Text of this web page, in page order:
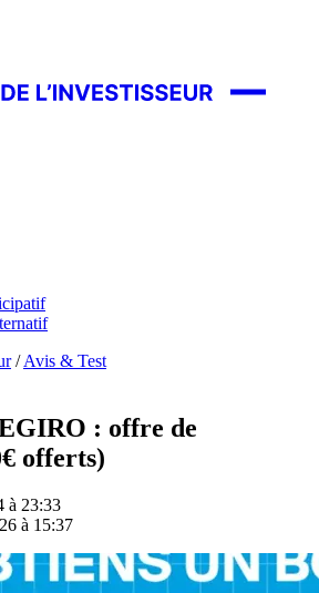
/ Avis & Test
: offre de
offerts)
à 23:33
à 15:37